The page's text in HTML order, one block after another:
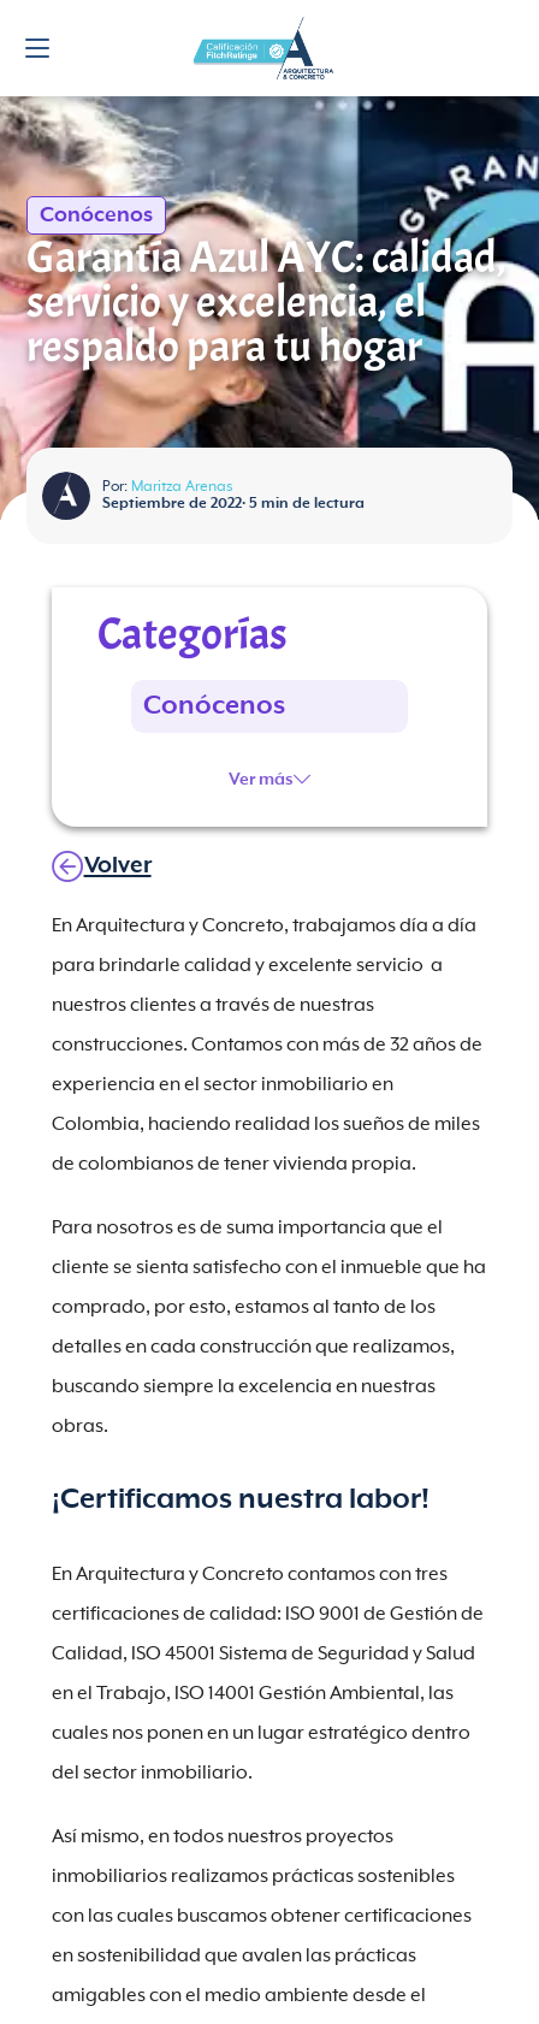
Conócenos
Garantía Azul AYC: calidad,
servicio y excelencia, el
respaldo para tu hogar
Por: Maritza Arenas
Septiembre de 2022• 5min de lectura
Categorías
Conócenos
Ver más
Volver
En Arquitectura y Concreto, trabajamos día a día
para brindarle calidad y excelente servicio a
nuestros clientes a través de nuestras
construcciones. Contamos con más de 32 años de
experiencia en el sector inmobiliario en
Colombia, haciendo realidad los sueños de miles
de colombianos de tener vivienda propia.
Para nosotros es de suma importancia que el
cliente se sienta satisfecho con el inmueble que ha
comprado, por esto, estamos al tanto de los
detalles en cada construcción que realizamos,
buscando siempre la excelencia en nuestras
obras.
¡Certificamos nuestra labor!
En Arquitectura y Concreto contamos con tres
certificaciones de calidad: ISO 9001 de Gestión de
Calidad, ISO 45001 Sistema de Seguridad y Salud
en el Trabajo, ISO 14001 Gestión Ambiental, las
cuales nos ponen en un lugar estratégico dentro
del sector inmobiliario.
Así mismo, en todos nuestros proyectos
inmobiliarios realizamos prácticas sostenibles
con las cuales buscamos obtener certificaciones
en sostenibilidad que avalen las prácticas
amigables con el medio ambiente desde el